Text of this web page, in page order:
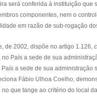
será conferida à instituição que
componentes, nem o
em razão de sub-rogação
de 2002, dispõe no artigo 1.126,
País a sede de sua
a sede de sua
Fábio Ulhoa Coelho,
que tange ao critério do local